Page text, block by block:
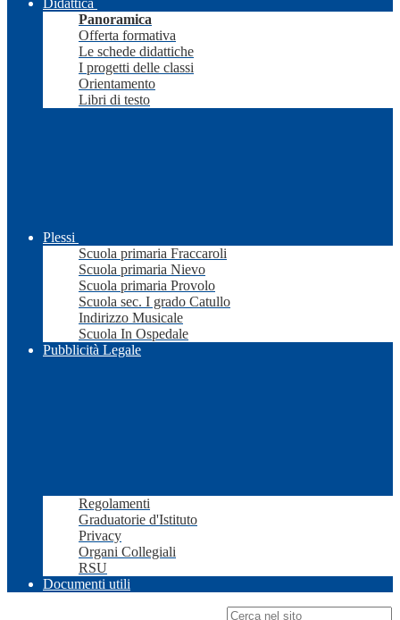
Didattica
Panoramica
Offerta formativa
Le schede didattiche
I progetti delle classi
Orientamento
Libri di testo
Plessi
Scuola primaria Fraccaroli
Scuola primaria Nievo
Scuola primaria Provolo
Scuola sec. I grado Catullo
Indirizzo Musicale
Scuola In Ospedale
Pubblicità Legale
Regolamenti
Graduatorie d'Istituto
Privacy
Organi Collegiali
RSU
Documenti utili